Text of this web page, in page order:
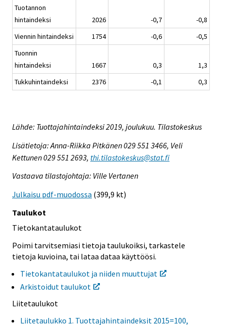
Tuotannon
hintaindeksi
2026 -0,7
-0,8
Viennin hintaindeksi
1754 -0,6
-0,5
Tuonnin
hintaindeksi
1667 0,3
1,3
Tukkuhintaindeksi
2376 -0,1 0,3
Lähde: Tuottajahintaindeksi 2019, joulukuu. Tilastokeskus
Lisätietoja: Anna-Riikka Pitkänen 029 551 3466, Veli
Kettunen 029 551 2693, thi.tilastokeskus@stat.fi
Vastaava tilastojohtaja: Ville Vertanen
Julkaisu pdf-muodossa (399,9 kt)
Taulukot
Tietokantataulukot
Poimi tarvitsemiasi tietoja taulukoiksi, tarkastele
tietoja kuvioina, tai lataa dataa käyttöösi.
Tietokantataulukot ja niiden muuttujat
Arkistoidut taulukot
Liitetaulukot
Liitetaulukko 1. Tuottajahintaindeksit 2015=100,